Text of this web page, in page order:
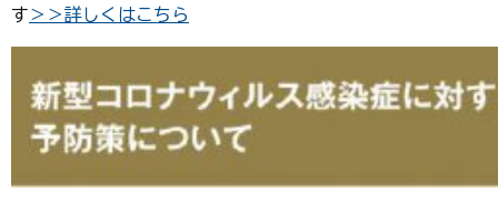
す＞＞詳しくはこちら